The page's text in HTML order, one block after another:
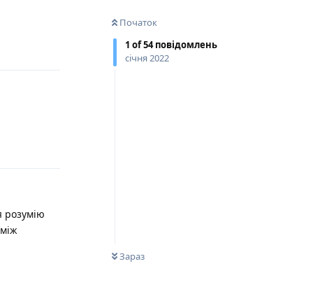
Початок
1 of54повідомлень
січня 2022
Зараз
розумію